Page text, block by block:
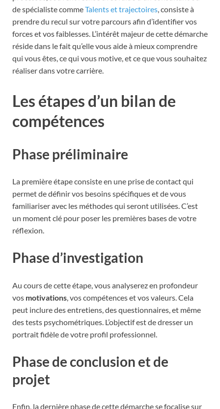
de spécialiste commeTalents et trajectoires, consiste à
prendre du recul sur votre parcours afin d’identifier vos
forces et vos faiblesses. L’intérêt majeur de cette démarche
réside dans le fait qu’elle vous aide à mieux comprendre
qui vous êtes, ce qui vous motive, et ce que vous souhaitez
réaliser dans votre carrière.
Les étapes d’un bilan de
compétences
Phase préliminaire
La première étape consiste en une prise de contact qui
permet de définir vos besoins spécifiques et de vous
familiariser avec les méthodes qui seront utilisées. C’est
un moment clé pour poser les premières bases de votre
réflexion.
Phase d’investigation
Au cours de cette étape, vous analyserez en profondeur
vos motivations , vos compétences et vos valeurs. Cela
peut inclure des entretiens, des questionnaires, et même
des tests psychométriques. L’objectif est de dresser un
portrait fidèle de votre profil professionnel.
Phase de conclusion et de
projet
Enfin, la dernière phase de cette démarche se focalise sur